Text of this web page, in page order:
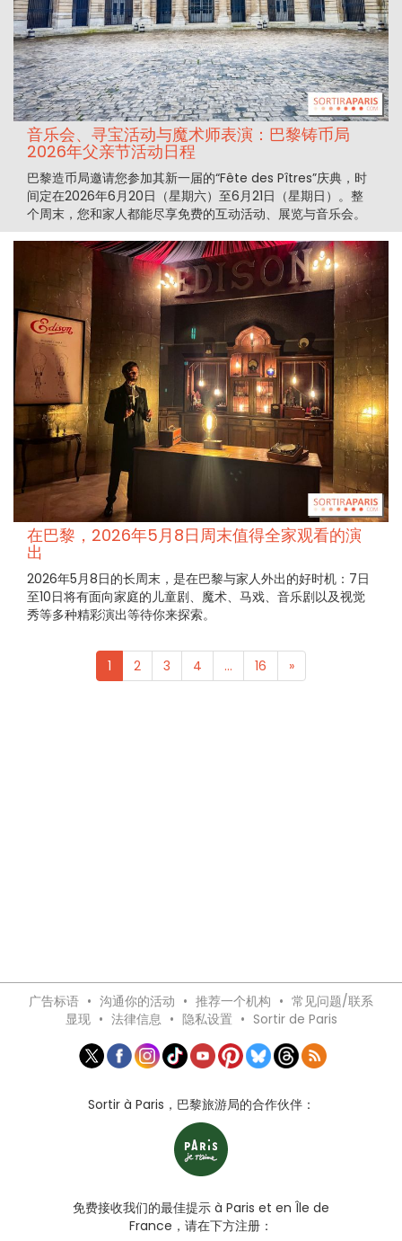
音乐会、寻宝活动与魔术师表演：巴黎铸币局
2026年父亲节活动日程
巴黎造币局邀请您参加其新一届的“Fête des Pîtres”庆典，时
间定在2026年6月20日（星期六）至6月21日（星期日）。整
个周末，您和家人都能尽享免费的互动活动、展览与音乐会。
在巴黎，2026年5月8日周末值得全家观看的演
出
2026年5月8日的长周末，是在巴黎与家人外出的好时机：7日
至10日将有面向家庭的儿童剧、魔术、马戏、音乐剧以及视觉
秀等多种精彩演出等待你来探索。
1 2 3 4 ... 16 »
广告标语 • 沟通你的活动 • 推荐一个机构 • 常见问题/联系
显现 • 法律信息 • 隐私设置 • Sortir de Paris
Sortir à Paris，巴黎旅游局的合作伙伴：
免费接收我们的最佳提示 à Paris et en Île de
France，请在下方注册：